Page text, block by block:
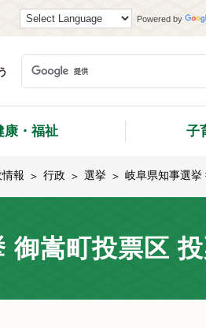
Powered by
康・福祉 子
報 行政 選挙 岐阜県知事選挙
御嵩町投票区